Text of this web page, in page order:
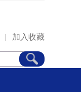
| 加入收藏